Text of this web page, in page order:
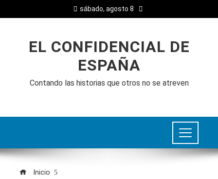
sábado, agosto 8
EL CONFIDENCIAL DE
ESPAÑA
Contando las historias que otros no se atreven
Inicio